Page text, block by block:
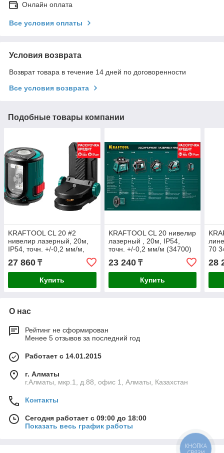
Онлайн оплата
Все условия оплаты
Условия возврата
Возврат товара в течение 14 дней по договоренности
Все условия возврата
Подобные товары компании
KRAFTOOL CL 20 #2
нивелир лазерный, 20м,
IP54, точн. +/-0,2 мм/м,
27 860 ₸
Купить
KRAFTOOL CL 20 нивелир
лазерный , 20м, IP54,
точн. +/-0,2 мм/м (34700)
23 240₸
Купить
70
28
О нас
Рейтинг не сформирован
Менее 5 отзывов за последний год
Работает с 14.01.2015
г. Алматы
г.Алматы, мкр.1, д.88, офис 1, Алматы, Казахстан
Контакты
Сегодня работает с 09:00 до 18:00
Показать весь график работы
КНОПКА